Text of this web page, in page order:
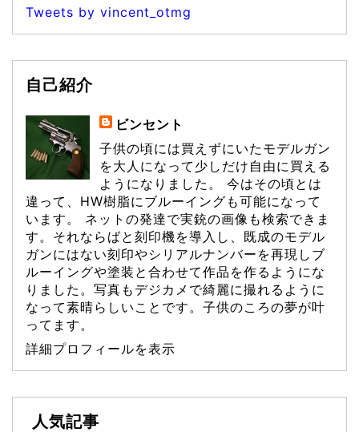
Tweets by vincent_otmg
自己紹介
ビンセント
子供の頃には買えずにいたモデルガン
を大人になって少しだけ自由に買える
ようになりました。 今はその頃とは
違って、HW樹脂にブルーイングも可能になって
います。 ネットの発達で実銃の画像も検索できま
す。それならばと刻印機を導入し、既成のモデル
ガンにはない刻印やシリアルナンバーを再現しブ
ルーイングや塗装と合わせて作品を作るようにな
りました。写真もデジカメで綺麗に撮れるように
なって素晴らしいことです。子供のころの夢が叶
ってます。
詳細プロフィールを表示
人気記事